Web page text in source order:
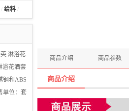
/ 给料 /
商品介绍 商品参数
商品介绍